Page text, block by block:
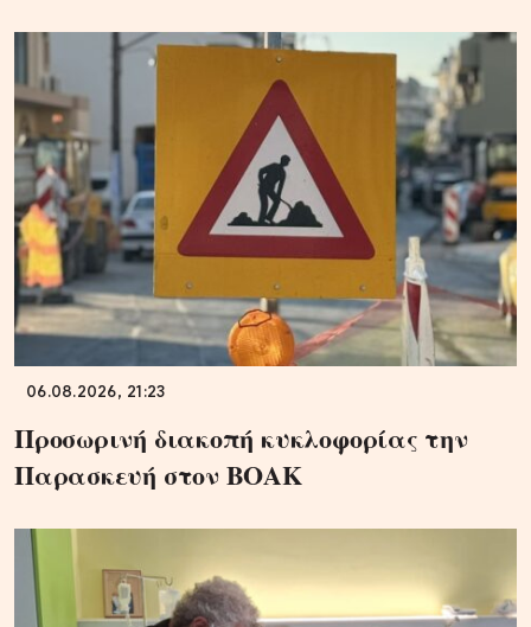
06.08.2026, 21:23
Προσωρινή διακοπή κυκλοφορίας την
Παρασκευή στον ΒΟΑΚ